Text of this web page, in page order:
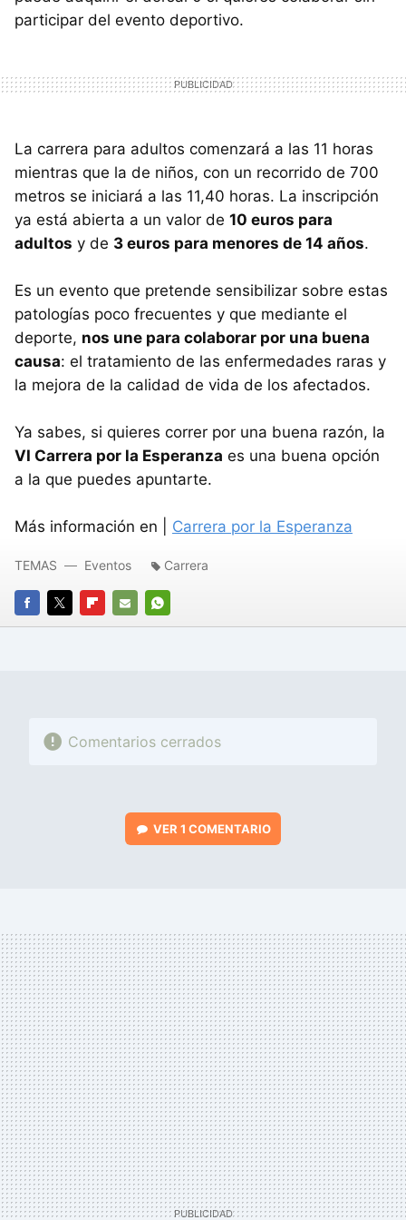
participar del evento deportivo.
La carrera para adultos comenzará a las 11 horas
mientras que la de niños, con un recorrido de 700
metros se iniciará a las 11,40 horas. La inscripción
ya está abierta a un valor de 10 euros para
adultos y de 3 euros para menores de 14 años.
Es un evento que pretende sensibilizar sobre estas
patologías poco frecuentes y que mediante el
deporte, nos une para colaborar por una buena
causa: el tratamiento de las enfermedades raras y
la mejora de la calidad de vida de los afectados.
Ya sabes, si quieres correr por una buena razón, la
VI Carrera por la Esperanza es una buena opción
a la que puedes apuntarte.
Más información en | Carrera por la Esperanza
FACEBOOK
TWITTERFLIPBOARD
E-
WHATSAPP
TEMAS Eventos Carrera
Comentarios cerrados
VER 1 COMENTARIO